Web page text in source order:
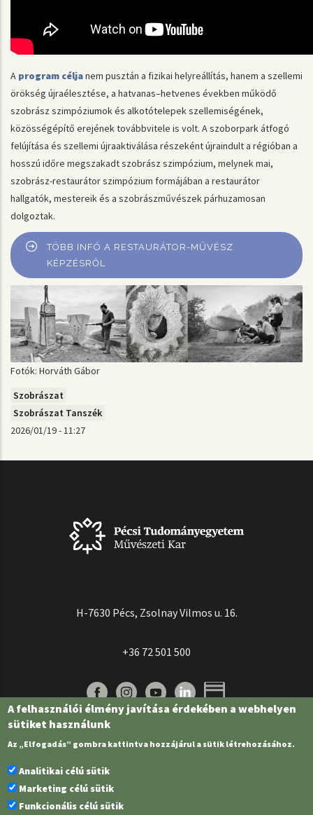
A program céljanem pusztán a fizikai helyreállítás, hanem a szellemi
örökség újraélesztése, a hatvanas–hetvenes években működő
szobrász szimpóziumok és alkotótelepek szellemiségének,
közösségépítő erejének továbbvitele is volt. A szoborpark átfogó
felújítása és szellemi újraaktiválása részeként újraindult a régióban a
hosszú időre megszakadt szobrász szimpózium, melynek mai,
szobrász-restaurátor szimpózium formájában a restaurátor
hallgatók, mestereik és a szobrászművészek párhuzamosan
dolgoztak.
TÖBB INFÓ A RESTAURÁTOR-MŰVÉSZ
KÉPZÉSRŐL
Fotók: Horváth Gábor
Szobrászat
Szobrászat Tanszék
2026/01/19 - 11:27
H-7630 Pécs, Zsolnay Vilmos u. 16.
+36 72 501 500
A felhasználói élmény javítása érdekében a webhelyen
sütiket használunk
Az „Elfogadás” gombra kattintva hozzájárul a sütik létrehozásához.
Analitikai célú sütik
Marketing célú sütik
Funkcionális célú sütik